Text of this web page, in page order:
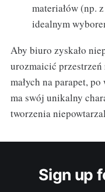
materiałów (np.
idealnym
Aby biuro zyskało
urozmaicić
małych na parapet,
ma swój unikalny
tworzenia
Sign up